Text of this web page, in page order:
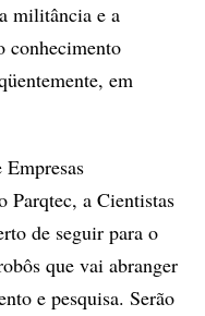
militância e a
conhecimento
em
Parqtec, a Cientistas
de seguir para o
que vai abranger
e pesquisa. Serão